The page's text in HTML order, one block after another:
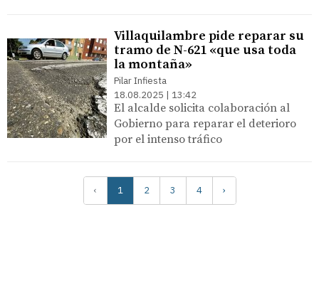
Villaquilambre pide reparar su
tramo de N-621 «que usa toda
la montaña»
Pilar Infiesta
18.08.2025 | 13:42
El alcalde solicita colaboración al
Gobierno para reparar el deterioro
por el intenso tráfico
‹ 1 2 3 4 ›